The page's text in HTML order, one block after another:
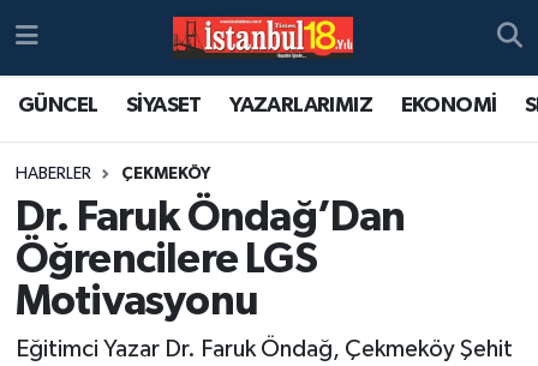
GÜNCEL SİYASET YAZARLARIMIZ EKONOMİ
HABERLER ÇEKMEKÖY
Dr. Faruk Öndağ’Dan
Öğrencilere LGS
Motivasyonu
Eğitimci Yazar Dr. Faruk Öndağ, Çekmeköy Şehit